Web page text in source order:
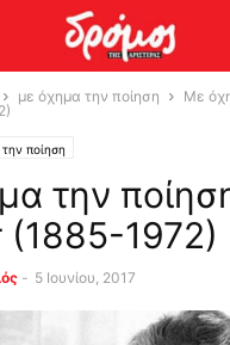
με όχημα την ποίηση
Με
ποίηση
την
(1885-1972)
- 5 Ιουνίου, 2017